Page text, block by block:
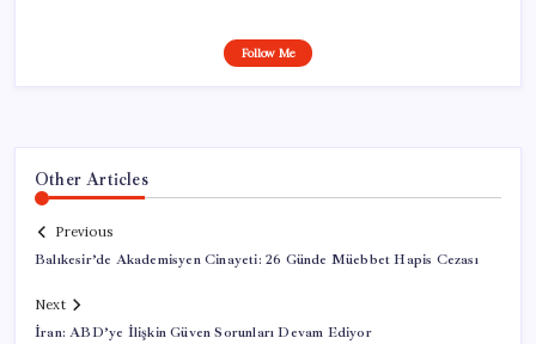
Follow Me
Other Articles
Previous
Balıkesir’de Akademisyen Cinayeti: 26 Günde Müebbet Hapis Cezası
Next
İran: ABD’ye İlişkin Güven Sorunları Devam Ediyor